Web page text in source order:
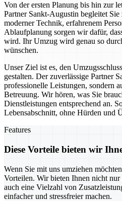
Von der ersten Planung bis hin zur
Partner Sankt-Augustin begleitet
moderner Technik, erfahrenem
Ablaufplanung sorgen wir dafür,
wird. Ihr Umzug wird genau so
wünschen.
Unser Ziel ist es, den
gestalten. Der zuverlässige Partner
professionelle Leistungen, sondern
Betreuung. Wir hören, was Sie
Dienstleistungen entsprechend an.
Lebensabschnitt, ohne Hürden und
Features
Diese Vorteile bieten wir
Wenn Sie mit uns umziehen
Vorteilen. Wir bieten Ihnen nicht nur
auch eine Vielzahl von
einfacher und stressfreier machen.